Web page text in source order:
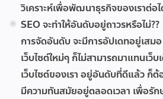
วิเคราะห์เพื่อพัฒนาธุรกิจของเราต่อ
SEO จะทำให้อันดับอยู่ถาวรหรือไม่??
การจัดอันดับ จะมีการอัปเดทอยู่เสม
เว็บไซต์ใหม่ๆ ก็ไม่สามารถมาแทนเว็
เว็บไซต์ของเรา อยู่อันดับที่ดีแล้ว ก็
มีความทันสมัยอยู่ตลอดเวลา เพื่อรัก